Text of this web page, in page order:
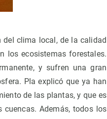
del clima local, de la calidad
los ecosistemas forestales.
y sufren una gran
Pla explicó que ya han
de las plantas, y que es
Además, todos los